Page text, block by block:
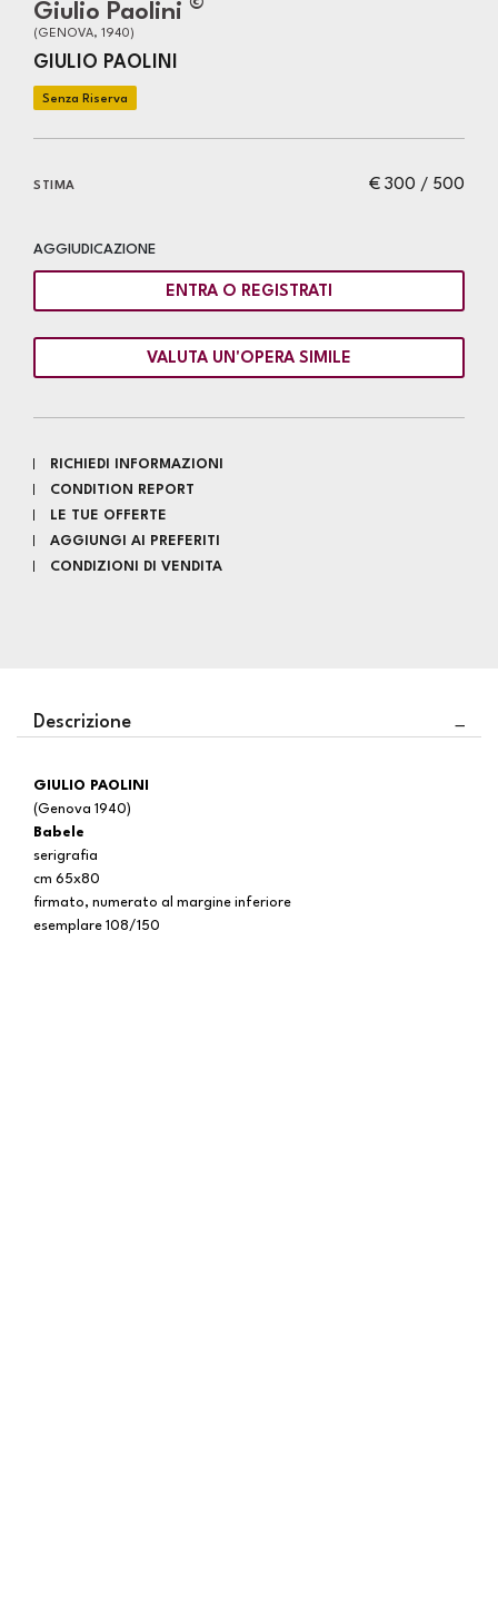
Giulio Paolini ©
(GENOVA, 1940)
GIULIO PAOLINI
€ 300 / 500
STIMA
AGGIUDICAZIONE
ENTRA O REGISTRATI
VALUTA UN'OPERA SIMILE
RICHIEDI INFORMAZIONI
CONDITION REPORT
LE TUE OFFERTE
AGGIUNGI AI PREFERITI
CONDIZIONI DI VENDITA
Descrizione
GIULIO PAOLINI
(Genova 1940)
Babele
serigrafia
cm 65x80
firmato, numerato al margine inferiore
esemplare 108/150